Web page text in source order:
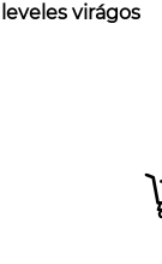
virágos